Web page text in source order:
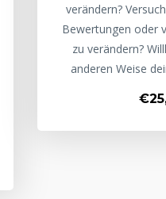
verändern?
Bewertungen oder
zu verändern?
anderen Weise